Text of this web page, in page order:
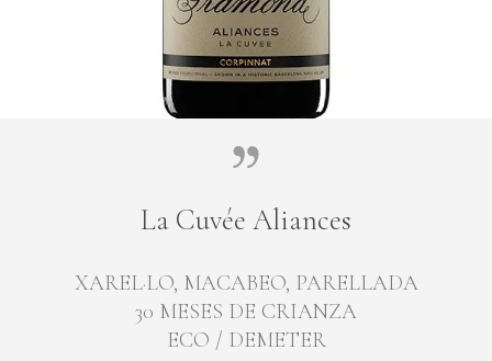
La Cuvée Aliances
XAREL·LO, MACABEO, PARELLADA
30 MESES DE CRIANZA
ECO / DEMETER